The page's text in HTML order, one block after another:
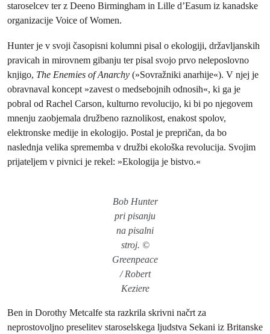
staroselcev ter z Deeno Birmingham in Lille d’Easum iz kanadske
organizacije Voice of Women.
Hunter je v svoji časopisni kolumni pisal o ekologiji, državljanskih
pravicah in mirovnem gibanju ter pisal svojo prvo neleposlovno
knjigo, The Enemies of Anarchy (»Sovražniki anarhije«). V njej je
obravnaval koncept »zavest o medsebojnih odnosih«, ki ga je
pobral od Rachel Carson, kulturno revolucijo, ki bi po njegovem
mnenju zaobjemala družbeno raznolikost, enakost spolov,
elektronske medije in ekologijo. Postal je prepričan, da bo
naslednja velika sprememba v družbi ekološka revolucija. Svojim
prijateljem v pivnici je rekel: »Ekologija je bistvo.«
Bob Hunter
pri pisanju
na pisalni
stroj. ©
Greenpeace
/ Robert
Keziere
Ben in Dorothy Metcalfe sta razkrila skrivni načrt za
neprostovoljno preselitev staroselskega ljudstva Sekani iz Britanske